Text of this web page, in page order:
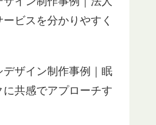
ビスを分かりやすく
ザイン制作事例｜眠
に共感でアプローチす